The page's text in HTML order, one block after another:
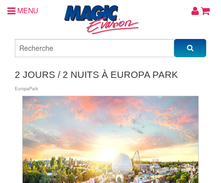
MENU
2 JOURS / 2 NUITS À EUROPA PARK
EuropaPark